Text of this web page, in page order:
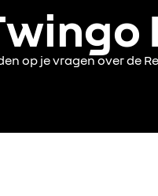
op je vragen over de